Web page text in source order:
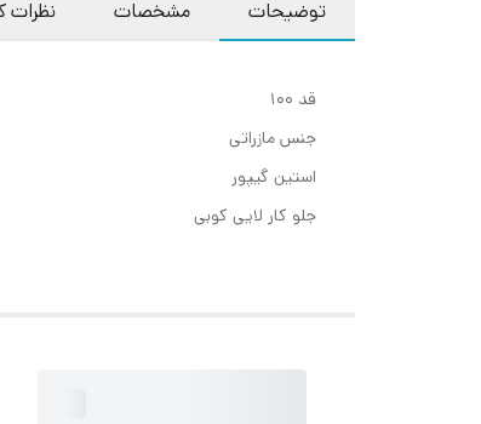
توضیحات مشخصات نظرات
قد ۱۰۰
جنس مازراتی
استین گیپور
جلو کار لایی کوبی